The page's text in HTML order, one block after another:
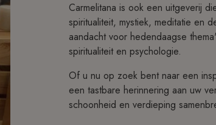
Carmelitana is ook een uitgeverij
spiritualiteit, mystiek, meditatie en
aandacht voor hedendaagse
spiritualiteit en psychologie.
Of u nu op zoek bent naar een
een tastbare herinnering aan uw
schoonheid en verdieping